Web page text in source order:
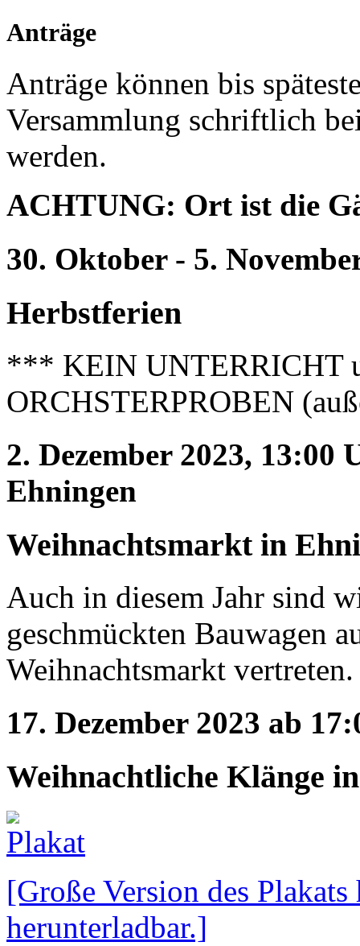
Anträge
Anträge können bis
Versammlung schriftlich
werden.
ACHTUNG: Ort ist die
30. Oktober - 5.
Herbstferien
*** KEIN UNTERRICHT
ORCHSTERPROBEN
2. Dezember 2023,
Ehningen
Weihnachtsmarkt in
Auch in diesem Jahr sind
geschmückten Bauwagen
Weihnachtsmarkt vertreten.
17. Dezember 2023 ab
Weihnachtliche Klänge
[Große Version des
herunterladbar.]